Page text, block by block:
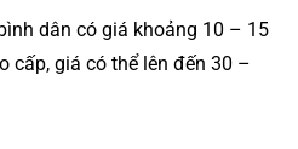
dân có giá khoảng 10 – 15
cấp, giá có thể lên đến 30 –